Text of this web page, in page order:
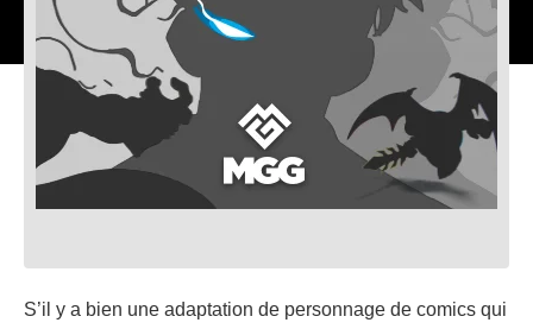
S’il y a bien une adaptation de personnage de comics qui